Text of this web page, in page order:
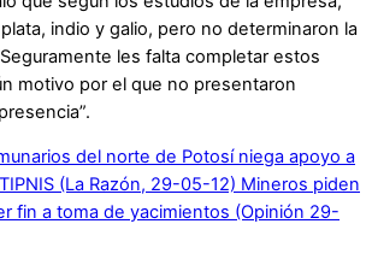
indio y galio, pero no determinaron la
les falta completar estos
motivo por el que no presentaron
del norte de Potosí niega apoyo a
(La Razón, 29-05-12) Mineros piden
fin a toma de yacimientos (Opinión 29-